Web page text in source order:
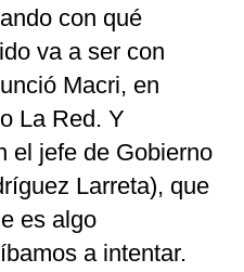
con qué
va a ser con
Macri, en
La Red. Y
el jefe de Gobierno
Larreta), que
es algo
a intentar.